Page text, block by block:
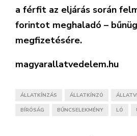
a férfit az eljárás során
forintot meghaladó –
megfizetésére.
magyarallatvedelem.hu
ÁLLATKÍNZÁS ÁLLATKÍNZÓ
BÍRÓSÁG BŰNCSELEKMÉNY LÓ